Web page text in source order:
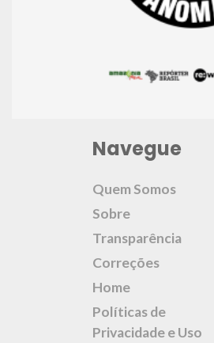
Navegue
Quem Somos
Sobre
Transparência
Correções
Home
Políticas de
Privacidade e Uso